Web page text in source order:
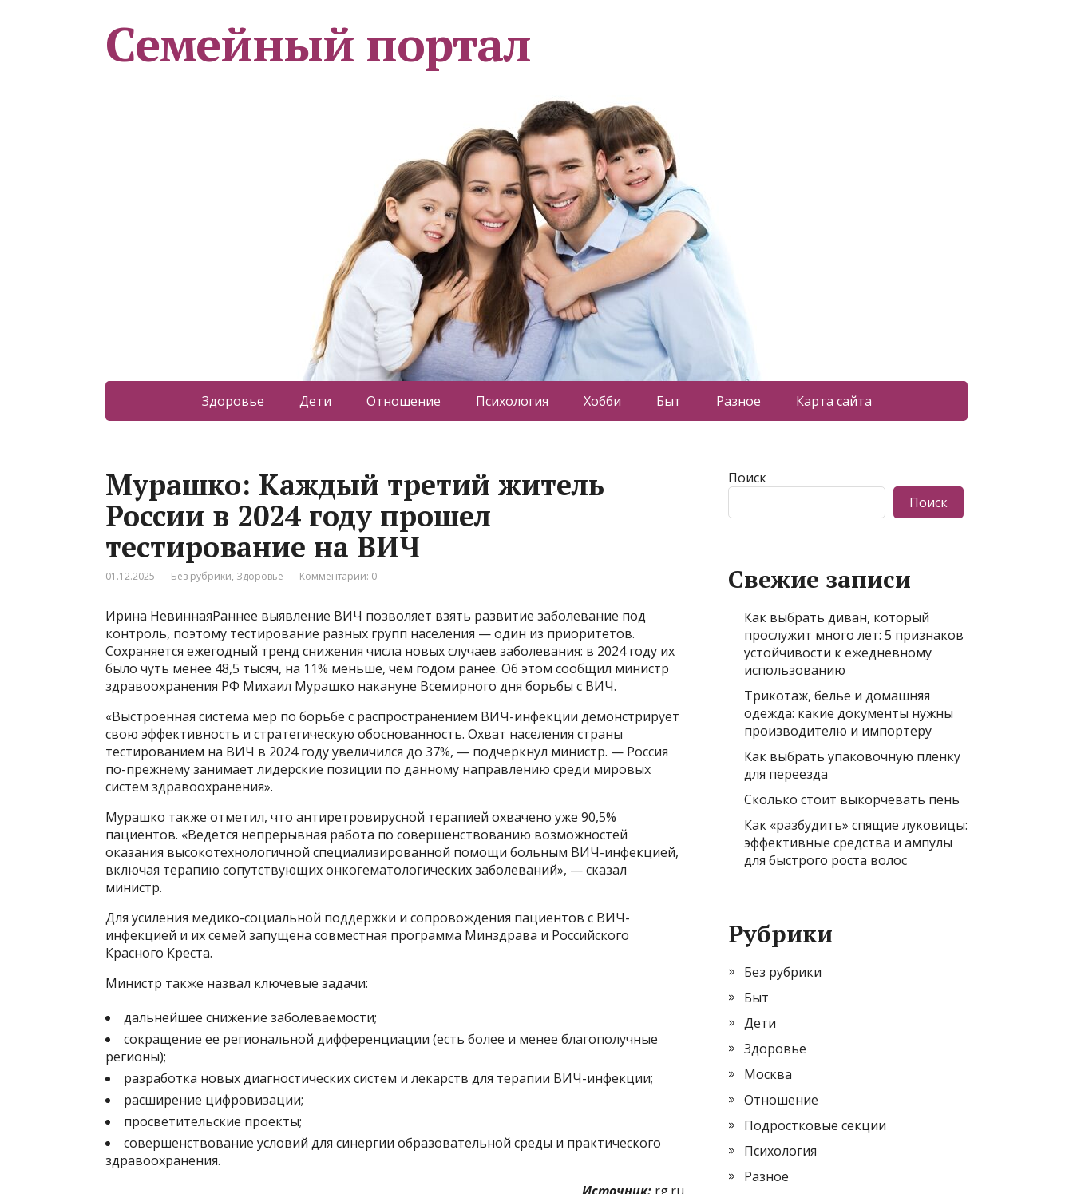
Семейный портал
Здоровье Дети Отношение Психология Хобби Быт Разное Карта сайта
Мурашко: Каждый третий житель
России в 2024 году прошел
тестирование на ВИЧ
01.12.2025 Без рубрики, Здоровье Комментарии: 0
Ирина НевиннаяРаннее выявление ВИЧ позволяет взять развитие заболевание под
контроль, поэтому тестирование разных групп населения — один из приоритетов.
Сохраняется ежегодный тренд снижения числа новых случаев заболевания: в 2024 году их
было чуть менее 48,5 тысяч, на 11% меньше, чем годом ранее. Об этом сообщил министр
здравоохранения РФ Михаил Мурашко накануне Всемирного дня борьбы с ВИЧ.
«Выстроенная система мер по борьбе с распространением ВИЧ-инфекции демонстрирует
свою эффективность и стратегическую обоснованность. Охват населения страны
тестированием на ВИЧ в 2024 году увеличился до 37%, — подчеркнул министр. — Россия
по-прежнему занимает лидерские позиции по данному направлению среди мировых
систем здравоохранения».
Мурашко также отметил, что антиретровирусной терапией охвачено уже 90,5%
пациентов. «Ведется непрерывная работа по совершенствованию возможностей
оказания высокотехнологичной специализированной помощи больным ВИЧ-инфекцией,
включая терапию сопутствующих онкогематологических заболеваний», — сказал
министр.
Для усиления медико-социальной поддержки и сопровождения пациентов с ВИЧ-
инфекцией и их семей запущена совместная программа Минздрава и Российского
Красного Креста.
Министр также назвал ключевые задачи:
дальнейшее снижение заболеваемости;
сокращение ее региональной дифференциации (есть более и менее благополучные
регионы);
разработка новых диагностических систем и лекарств для терапии ВИЧ-инфекции;
расширение цифровизации;
просветительские проекты;
совершенствование условий для синергии образовательной среды и практического
здравоохранения.
Поиск
Поиск
Свежие записи
Как выбрать диван, который
прослужит много лет: 5 признаков
устойчивости к ежедневному
использованию
Трикотаж, белье и домашняя
одежда: какие документы нужны
производителю и импортеру
Как выбрать упаковочную плёнку
для переезда
Сколько стоит выкорчевать пень
Как «разбудить» спящие луковицы:
эффективные средства и ампулы
для быстрого роста волос
Рубрики
Без рубрики
Быт
Дети
Здоровье
Москва
Отношение
Подростковые секции
Психология
Разное